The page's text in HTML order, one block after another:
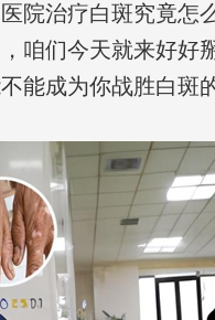
院治疗白斑究竟怎
咱们今天就来好好
能成为你战胜白斑